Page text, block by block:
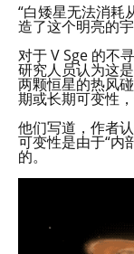
“白矮星无法消耗
造了这个明亮的
对于 V Sge 的不
研究人员认为这
两颗恒星的热风
期或长期可变性，
他们写道，作者
可变性是由于“内
的。